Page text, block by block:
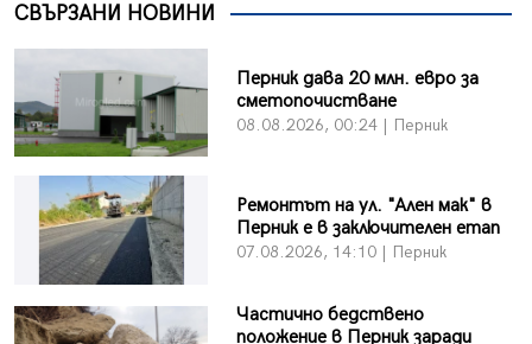
СВЪРЗАНИ НОВИНИ
Перник дава 20 млн. евро за
сметопочистване
08.08.2026, 00:24 | Перник
Ремонтът на ул. "Ален мак" в
Перник е в заключителен етап
07.08.2026, 14:10 | Перник
Частично бедствено
положение в Перник заради